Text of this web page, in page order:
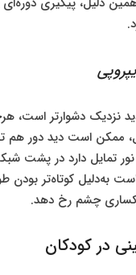
نزدیک دشوارتر است،
است دید دور هم
تمایل دارد در پشت
به‌دلیل کوتاه‌تر بودن
چشم رخ دهد.
در کودکان